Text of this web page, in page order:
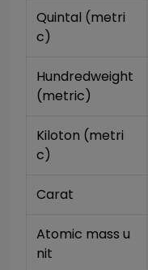
Quintal (metri
c)
Hundredweight
(metric)
Kiloton (metri
c)
Carat
Atomic mass u
nit